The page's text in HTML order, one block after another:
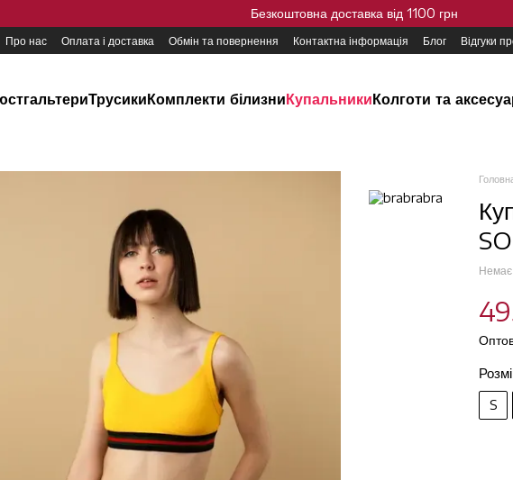
Безкоштовна доставка від 1100 грн
Про нас Оплата і доставка Обмін та повернення Контактна інформація Блог Відгуки
ТрусикиКомплекти білизниКупальникиКолготи та
Немає
S